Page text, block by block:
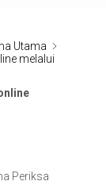
Utama
melalui
Periksa